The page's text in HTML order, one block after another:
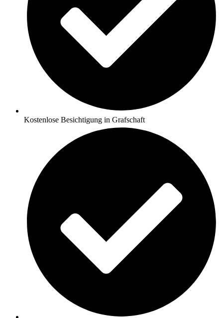
Kostenlose Besichtigung in Grafschaft